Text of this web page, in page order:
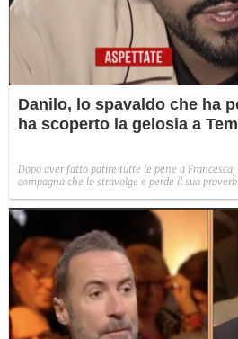
Danilo, lo spavaldo che ha
ha scoperto la gelosia a
Dopo aver fatto patire tutte le pene a
compagna che lo stravolge e perde il suo